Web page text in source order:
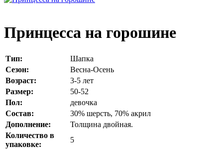
Принцесса на горошине
Тип:
Шапка
Сезон:
Весна-Осень
Возраст:
3-5 лет
Размер:
50-52
Пол:
девочка
Состав:
30% шерсть, 70% акрил
Дополнение:
Толщина двойная.
Количество в
упаковке:
5